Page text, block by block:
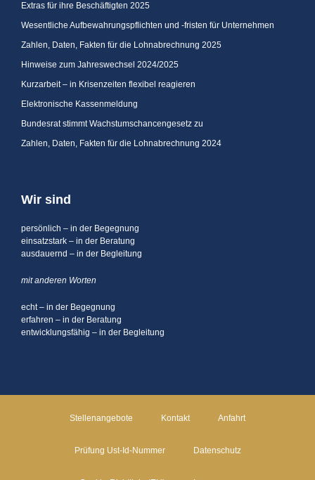
Extras für ihre Beschäftigten 2025
Wesentliche Aufbewahrungspflichten und -fristen für Unternehmen
Zahlen, Daten, Fakten für die Lohnabrechnung 2025
Hinweise zum Jahreswechsel 2024/2025
Kurzarbeit – in Krisenzeiten flexibel reagieren
Elektronische Kassenmeldung
Bundesrat stimmt Wachstumschancengesetz zu
Zahlen, Daten, Fakten für die Lohnabrechnung 2024
Wir sind
persönlich – in der Begegnung
einsatzstark – in der Beratung
ausdauernd – in der Begleitung
mit anderen Worten
echt – in der Begegnung
erfahren – in der Beratung
entwicklungsfähig – in der Begleitung
Stellenangebote Kontakt Anfahrt
Prüfung Ust-Id-Nummer Datenschutz